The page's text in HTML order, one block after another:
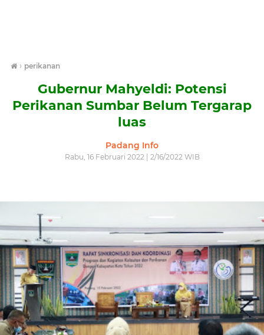
› perikanan
Gubernur Mahyeldi: Potensi
Perikanan Sumbar Belum Tergarap
luas
Padang Info
Rabu, 16 Februari 2022 | 2/16/2022 WIB